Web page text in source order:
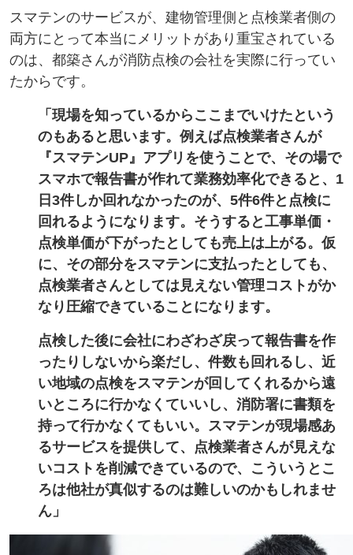
スマテンのサービスが、建物管理側と点検業者側の
両方にとって本当にメリットがあり重宝されている
のは、都築さんが消防点検の会社を実際に行ってい
たからです。
「現場を知っているからここまでいけたという
のもあると思います。例えば点検業者さんが
『スマテンUP』アプリを使うことで、その場で
スマホで報告書が作れて業務効率化できると、1
日3件しか回れなかったのが、5件6件と点検に
回れるようになります。そうすると工事単価・
点検単価が下がったとしても売上は上がる。仮
に、その部分をスマテンに支払ったとしても、
点検業者さんとしては見えない管理コストがか
なり圧縮できていることになります。
点検した後に会社にわざわざ戻って報告書を作
ったりしないから楽だし、件数も回れるし、近
い地域の点検をスマテンが回してくれるから遠
いところに行かなくていいし、消防署に書類を
持って行かなくてもいい。スマテンが現場感あ
るサービスを提供して、点検業者さんが見えな
いコストを削減できているので、こういうとこ
ろは他社が真似するのは難しいのかもしれませ
ん」